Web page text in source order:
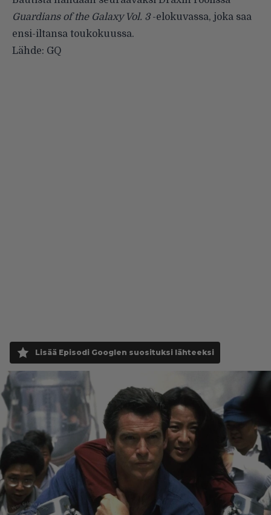
Guardians of the Galaxy Vol. 3-elokuvassa, joka saa
ensi-iltansa toukokuussa.
Lähde: GQ
Lisää Episodi Googlen suosituksi lähteeksi